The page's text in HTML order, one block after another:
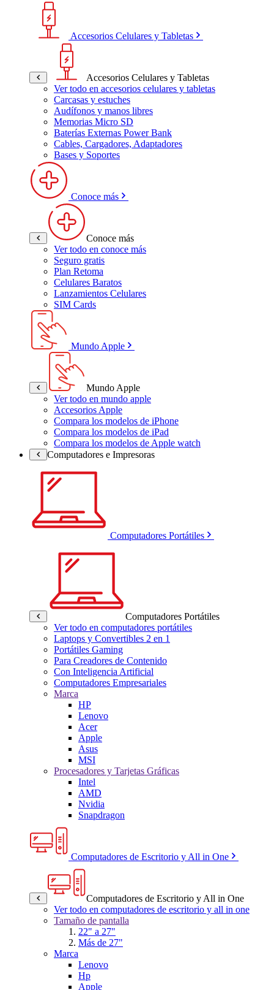
Accesorios Celulares y Tabletas
Accesorios Celulares y Tabletas
Ver todo en accesorios celulares y tabletas
Carcasas y estuches
Audífonos y manos libres
Memorias Micro SD
Baterías Externas Power Bank
Cables, Cargadores, Adaptadores
Bases y Soportes
Conoce más
Conoce más
Ver todo en conoce más
Seguro gratis
Plan Retoma
Celulares Baratos
Lanzamientos Celulares
SIM Cards
Mundo Apple
Mundo Apple
Ver todo en mundo apple
Accesorios Apple
Compara los modelos de iPhone
Compara los modelos de iPad
Compara los modelos de Apple watch
Computadores e Impresoras
Computadores Portátiles
Computadores Portátiles
Ver todo en computadores portátiles
Laptops y Convertibles 2 en 1
Portátiles Gaming
Para Creadores de Contenido
Con Inteligencia Artificial
Computadores Empresariales
Marca
HP
Lenovo
Acer
Apple
Asus
MSI
Procesadores y Tarjetas Gráficas
Intel
AMD
Nvidia
Snapdragon
Computadores de Escritorio y All in One
Computadores de Escritorio y All in One
Ver todo en computadores de escritorio y all in one
Tamaño de pantalla
22" a 27"
Más de 27"
Marca
Lenovo
Hp
Apple